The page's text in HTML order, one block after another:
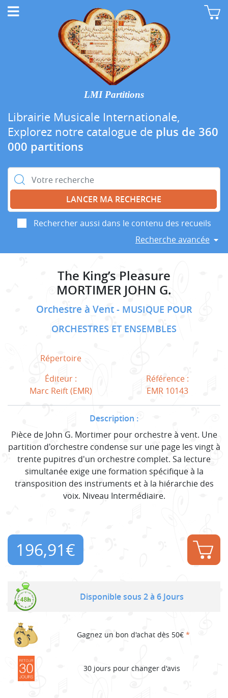
LMI Partitions
Librairie Musicale Internationale,
Explorez notre catalogue de plus de 360
000 partitions
Rechercher :
Rechercher aussi dans le contenu des recueils
Recherche avancée
The King’s Pleasure
MORTIMER JOHN G.
Orchestre à Vent
MUSIQUE POUR
ORCHESTRES ET ENSEMBLES
Répertoire
Éditeur :
Marc Reift (EMR)
Référence :
EMR 10143
Description :
Pièce de John G. Mortimer pour orchestre à vent. Une
partition d'orchestre condense sur une page les vingt à
trente pupitres d'un orchestre complet. Sa lecture
simultanée exige une formation spécifique à la
transposition des instruments et à la hiérarchie des
voix. Niveau Intermédiaire.
196,91€
Disponible sous 2 à 6 Jours
Gagnez un bon d'achat dès 50€ *
30 jours pour changer d'avis